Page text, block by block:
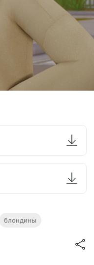
блондины